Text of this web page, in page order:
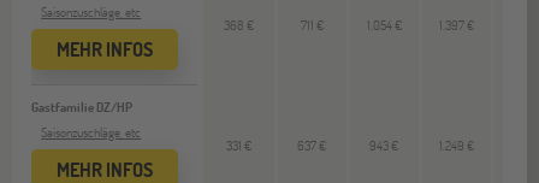
Saisonzuschläge, etc
MEHR INFOS
Gastfamilie DZ/HP
Saisonzuschläge, etc
MEHR INFOS
368 € 711 € 1.054 € 1.397 €
331 € 637 € 943 € 1.249 €